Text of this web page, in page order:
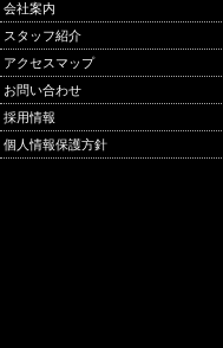
会社案内
スタッフ紹介
アクセスマップ
お問い合わせ
採用情報
個人情報保護方針